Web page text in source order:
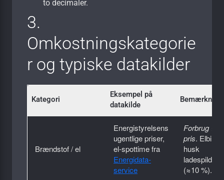
to decimaler.
3.
Omkostningskategorie
r og typiske datakilder
Kategori
Eksempel på
datakilde
Bemærkning
Brændstof / el
Energistyrelsens
ugentlige priser,
el-spottime fra
Energi­data­
service
Forbrug ×
pris. Elbiler:
husk
ladespild
(≈10 %).